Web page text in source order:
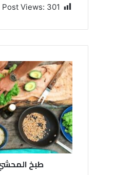
Post Views: 301
طبخ